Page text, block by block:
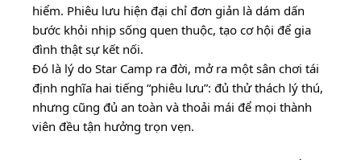
hiểm. Phiêu lưu hiện đại chỉ đơn giản là dám dấn
bước khỏi nhịp sống quen thuộc, tạo cơ hội để gia
đình thật sự kết nối.​
Đó là lý do Star Camp ra đời, mở ra một sân chơi tái
định nghĩa hai tiếng “phiêu lưu”: đủ thử thách lý thú,
nhưng cũng đủ an toàn và thoải mái để mọi thành
viên đều tận hưởng trọn vẹn.​